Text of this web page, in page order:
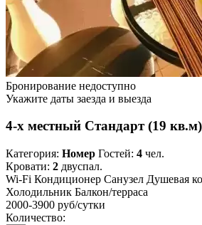
Бронирование недоступно
Укажите даты заезда и выезда
4-х местный Стандарт (19 кв.м)
Категория: Номер Гостей: 4 чел.
Кровати: 2 двуспал.
Wi-Fi Кондиционер Санузел Душевая
Холодильник Балкон/терраса
2000-3900 руб/сутки
Количество: